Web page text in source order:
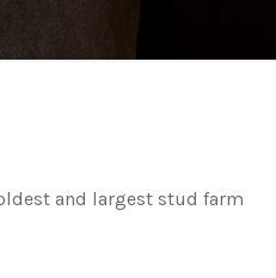
and largest stud farm